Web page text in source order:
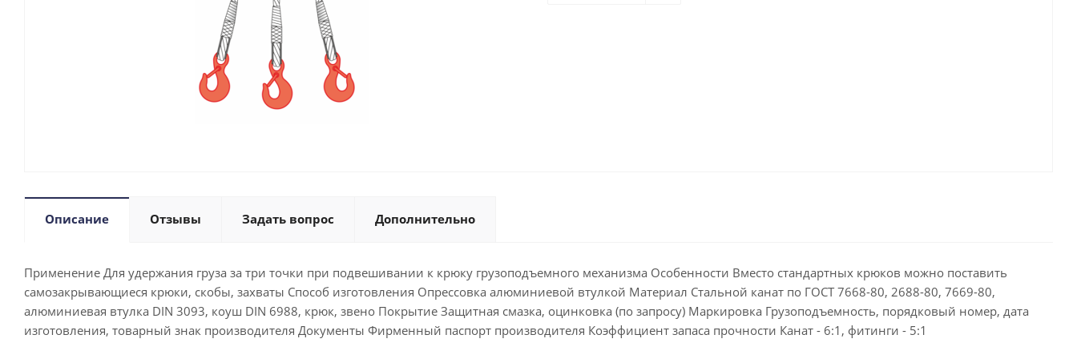
Описание Отзывы Задать вопрос Дополнительно
Применение Для удержания груза за три точки при подвешивании к крюку грузоподъемного механизма Особенности Вместо стандартных крюков можно поставить
самозакрывающиеся крюки, скобы, захваты Способ изготовления Опрессовка алюминиевой втулкой Материал Стальной канат по ГОСТ 7668-80, 2688-80, 7669-80,
алюминиевая втулка DIN 3093, коуш DIN 6988, крюк, звено Покрытие Защитная смазка, оцинковка (по запросу) Маркировка Грузоподъемность, порядковый номер, дата
изготовления, товарный знак производителя Документы Фирменный паспорт производителя Коэффициент запаса прочности Канат - 6:1, фитинги - 5:1